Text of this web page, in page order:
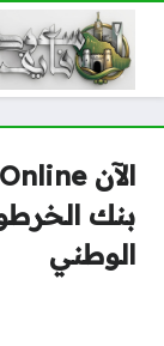
الوطني